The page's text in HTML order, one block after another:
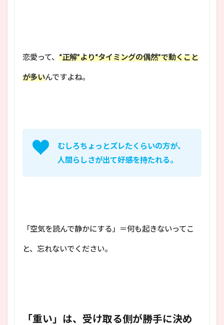
恋愛って、 “正解”より“タイミングの偶然”で動くこと
が多いんですよね。
むしろちょっとズレたくらいの方が、
人間らしさが出て好感を持たれる。
「空気を読んで静かにする」＝何も起きないってこ
と、忘れないでください。
「重い」は、受け取る側が勝手に決め